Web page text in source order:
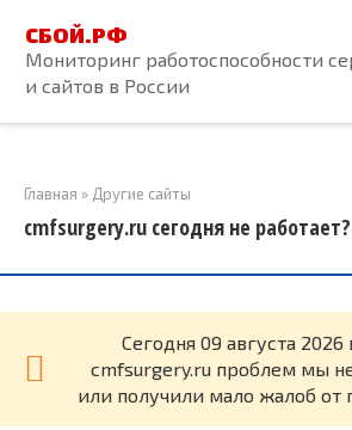
контенту
СБОЙ.РФ
Мониторинг работоспособности
и сайтов в России
Главная » Другие сайты
cmfsurgery.ru сегодня не работает?
Cегодня 09 августа 2026
cmfsurgery.ru проблем мы
или получили мало жалоб от